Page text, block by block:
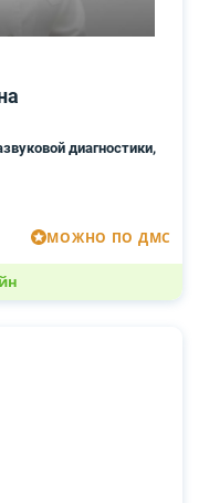
диагностики,
МОЖНО ПО ДМС